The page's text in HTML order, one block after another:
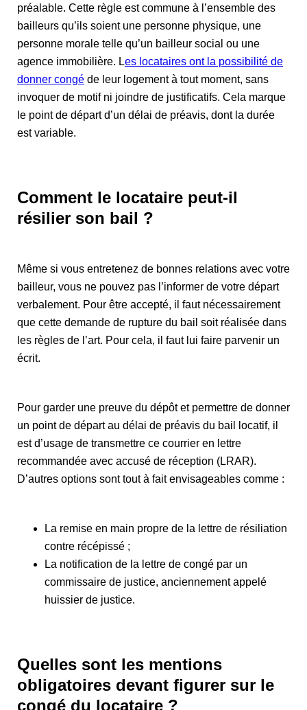
préalable. Cette règle est commune à l’ensemble des
bailleurs qu’ils soient une personne physique, une
personne morale telle qu’un bailleur social ou une
agence immobilière. Les locataires ont la possibilité de
donner congé de leur logement à tout moment, sans
invoquer de motif ni joindre de justificatifs. Cela marque
le point de départ d’un délai de préavis, dont la durée
est variable.
Comment le locataire peut-il
résilier son bail ?
Même si vous entretenez de bonnes relations avec votre
bailleur, vous ne pouvez pas l’informer de votre départ
verbalement. Pour être accepté, il faut nécessairement
que cette demande de rupture du bail soit réalisée dans
les règles de l’art. Pour cela, il faut lui faire parvenir un
écrit.
Pour garder une preuve du dépôt et permettre de donner
un point de départ au délai de préavis du bail locatif, il
est d’usage de transmettre ce courrier en lettre
recommandée avec accusé de réception (LRAR).
D’autres options sont tout à fait envisageables comme :
La remise en main propre de la lettre de résiliation
contre récépissé ;
La notification de la lettre de congé par un
commissaire de justice, anciennement appelé
huissier de justice.
Quelles sont les mentions
obligatoires devant figurer sur le
congé du locataire ?